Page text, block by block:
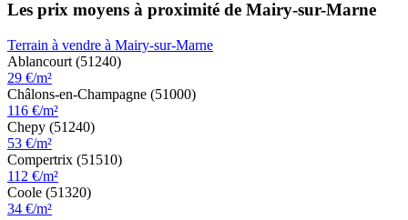
Les prix moyens à proximité de Mairy-sur-Marne
Terrain à vendre à Mairy-sur-Marne
Ablancourt (51240)
29 €/m²
Châlons-en-Champagne (51000)
116 €/m²
Chepy (51240)
53 €/m²
Compertrix (51510)
112 €/m²
Coole (51320)
34 €/m²